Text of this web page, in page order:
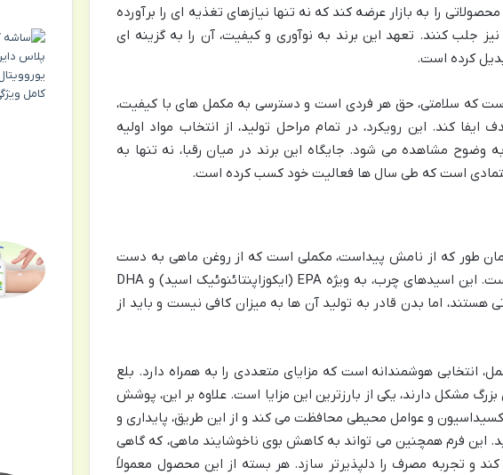
را به بازار عرضه کند که نه تنها نیازهای تغذیه ای را برآورده
جلب کنند. تعهد این برند به نوآوری و کیفیت، آن را به گزینه ای
کرده است.
است که سلامتی، حق هر فردی است و دسترسی به مکمل های با کیفیت،
کند. این رویکرد، در تمام مراحل تولید، از انتخاب مواد اولیه
وضوح مشاهده می شود. جایگاه این برند در میان رقبا، نه تنها به
است که طی سال ها فعالیت خود کسب کرده است.
همان طور که از نامش پیداست، مکملی است که از روغن ماهی به دست
می آید و حاوی اسیدهای چرب ضروری امگا 3 است. این اسیدهای چرب، به ویژه EPA (ایکوزاپنتائنوئیک اسید) و DHA
هستند، اما بدن قادر به تولید آن ها به میزان کافی نیست و باید از
انتخابی هوشمندانه است که مزایای متعددی را به همراه دارد. بلع
مشکل دارند، یکی از بارزترین این مزایا است. علاوه بر این، پوشش
و عوامل محیطی محافظت می کند و از این طریق، پایداری و
این فرم همچنین می تواند به کاهش بوی ناخوشایند ماهی، که گاهی
و تجربه مصرف را دلپذیرتر سازد. هر بسته از این محصول معمولاً